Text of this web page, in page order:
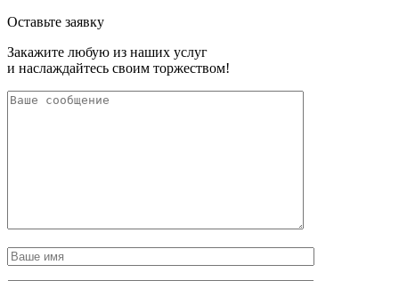
Оставьте заявку
Закажите любую из наших услуг
и наслаждайтесь своим торжеством!